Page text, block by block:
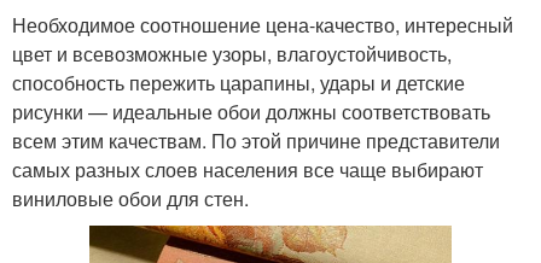
Необходимое соотношение цена-качество, интересный
цвет и всевозможные узоры, влагоустойчивость,
способность пережить царапины, удары и детские
рисунки — идеальные обои должны соответствовать
всем этим качествам. По этой причине представители
самых разных слоев населения все чаще выбирают
виниловые обои для стен.